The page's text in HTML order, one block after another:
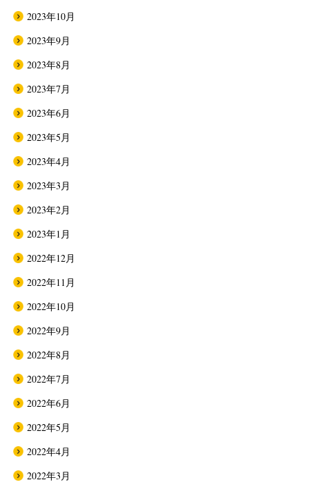
2023年10月
2023年9月
2023年8月
2023年7月
2023年6月
2023年5月
2023年4月
2023年3月
2023年2月
2023年1月
2022年12月
2022年11月
2022年10月
2022年9月
2022年8月
2022年7月
2022年6月
2022年5月
2022年4月
2022年3月